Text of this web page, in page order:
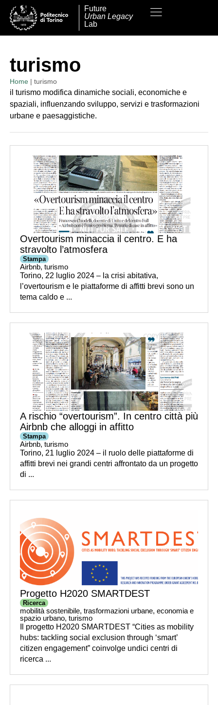
Future
Urban Legacy
Lab
turismo
Home turismo
il turismo modifica dinamiche sociali, economiche e
spaziali, influenzando sviluppo, servizi e trasformazioni
urbane e paesaggistiche.
Overtourism minaccia il centro. E ha
stravolto l’atmosfera
Stampa
Airbnb, turismo
Torino, 22 luglio 2024 – la crisi abitativa,
l’overtourism e le piattaforme di affitti brevi sono un
tema caldo e ...
A rischio “overtourism”. In centro città più
Airbnb che alloggi in affitto
Stampa
Airbnb, turismo
Torino, 21 luglio 2024 – il ruolo delle piattaforme di
affitti brevi nei grandi centri affrontato da un progetto
di ...
Progetto H2020 SMARTDEST
Ricerca
mobilità sostenibile, trasformazioni urbane, economia e
spazio urbano, turismo
Il progetto H2020 SMARTDEST “Cities as mobility
hubs: tackling social exclusion through ‘smart’
citizen engagement” coinvolge undici centri di
ricerca ...